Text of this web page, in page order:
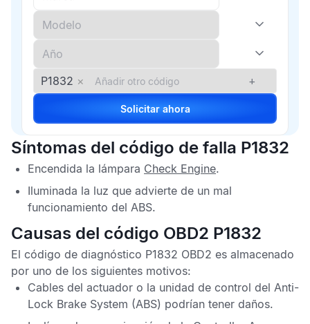
P1832 × +
Solicitar ahora
Síntomas del código de falla P1832
Encendida la lámpara Check Engine.
Iluminada la luz que advierte de un mal
funcionamiento del ABS.
Causas del código OBD2 P1832
El código de diagnóstico P1832 OBD2 es almacenado
por uno de los siguientes motivos:
Cables del actuador o la unidad de control del Anti-
Lock Brake System (ABS) podrían tener daños.